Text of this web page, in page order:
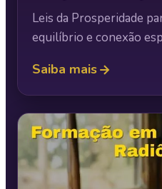
Leis da Prosperidade
equilíbrio e conexão
Saiba mais